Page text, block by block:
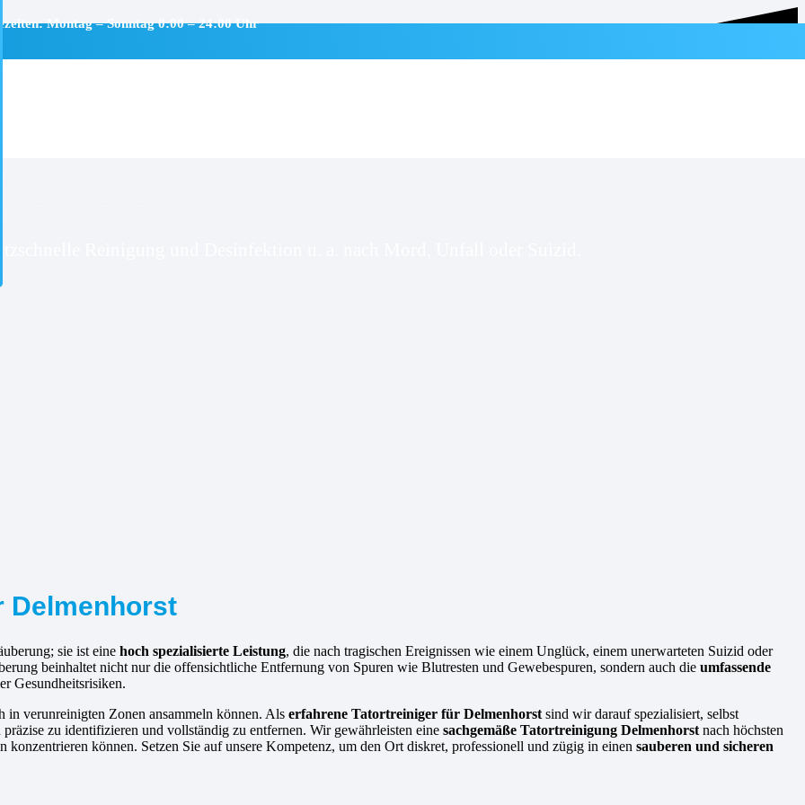
Montag – Sonntag 0:00 – 24:00 Uhr
Delmenhorst
sie ist eine hoch spezialisierte Leistung, die nach tragischen Ereignissen wie einem Unglück, einem unerwarteten Suizid oder
beinhaltet nicht nur die offensichtliche Entfernung von Spuren wie Blutresten und Gewebespuren, sondern auch die umfassende
Gesundheitsrisiken.
in verunreinigten Zonen ansammeln können. Als erfahrene Tatortreiniger für Delmenhorst sind wir darauf spezialisiert, selbst
zu identifizieren und vollständig zu entfernen. Wir gewährleisten eine sachgemäße Tatortreinigung Delmenhorst nach höchsten
können. Setzen Sie auf unsere Kompetenz, um den Ort diskret, professionell und zügig in einen sauberen und sicheren